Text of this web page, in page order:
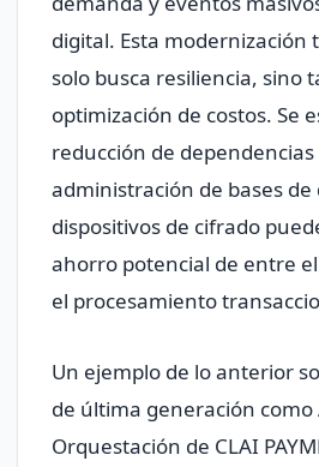
digital. Esta modernización
solo busca resiliencia, sino
optimización de costos. Se
reducción de
administración de bases de
dispositivos de cifrado
ahorro potencial de entre el
el procesamiento
Un ejemplo de lo anterior
de última generación
Orquestación de CLAI